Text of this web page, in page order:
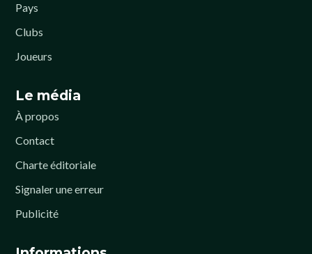
Pays
Clubs
Joueurs
Le média
À propos
Contact
Charte éditoriale
Signaler une erreur
Publicité